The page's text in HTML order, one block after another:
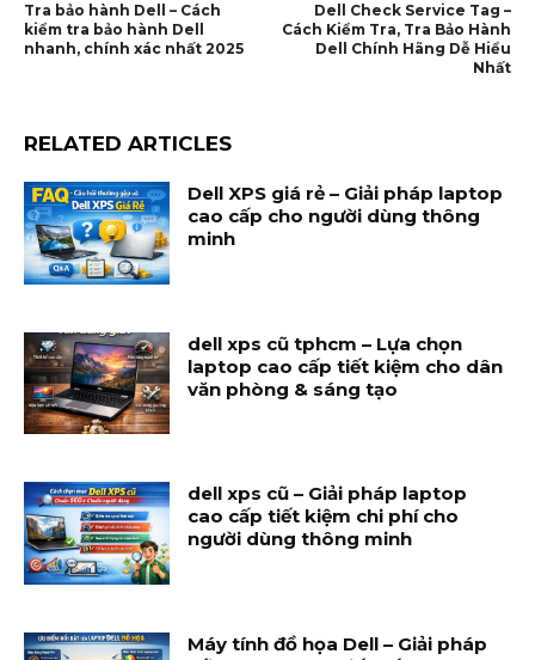
Tra bảo hành Dell – Cách
kiểm tra bảo hành Dell
nhanh, chính xác nhất 2025
Dell Check Service Tag –
Cách Kiểm Tra, Tra Bảo Hành
Dell Chính Hãng Dễ Hiểu
Nhất
RELATED ARTICLES
Dell XPS giá rẻ – Giải pháp laptop
cao cấp cho người dùng thông
minh
dell xps cũ tphcm – Lựa chọn
laptop cao cấp tiết kiệm cho dân
văn phòng & sáng tạo
dell xps cũ – Giải pháp laptop
cao cấp tiết kiệm chi phí cho
người dùng thông minh
Máy tính đồ họa Dell – Giải pháp